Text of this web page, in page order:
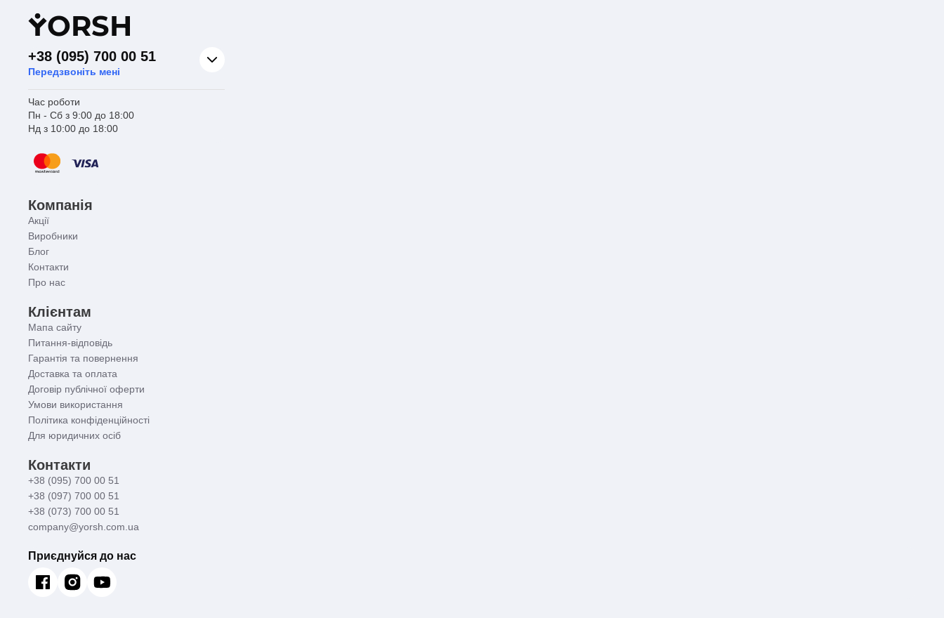
YORSH
+38 (095) 700 00 51
Передзвоніть мені
Час роботи
Пн - Сб з 9:00 до 18:00
Нд з 10:00 до 18:00
Компанія
Акції
Виробники
Блог
Контакти
Про нас
Клієнтам
Мапа сайту
Питання-відповідь
Гарантія та повернення
Доставка та оплата
Договір публічної оферти
Умови використання
Політика конфіденційності
Для юридичних осіб
Контакти
+38 (095) 700 00 51
+38 (097) 700 00 51
+38 (073) 700 00 51
company@yorsh.com.ua
Приєднуйся до нас